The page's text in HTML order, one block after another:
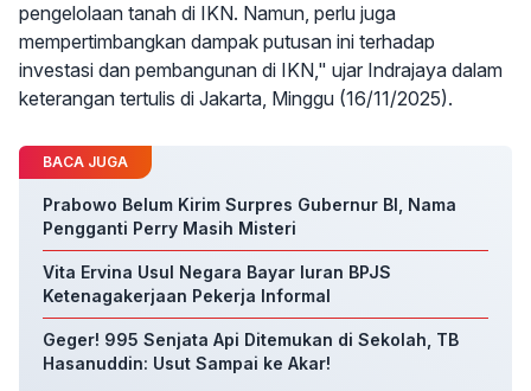
pengelolaan tanah di IKN. Namun, perlu juga
mempertimbangkan dampak putusan ini terhadap
investasi dan pembangunan di IKN," ujar Indrajaya dalam
keterangan tertulis di Jakarta, Minggu (16/11/2025).
BACA JUGA
Prabowo Belum Kirim Surpres Gubernur BI, Nama
Pengganti Perry Masih Misteri
Vita Ervina Usul Negara Bayar Iuran BPJS
Ketenagakerjaan Pekerja Informal
Geger! 995 Senjata Api Ditemukan di Sekolah, TB
Hasanuddin: Usut Sampai ke Akar!